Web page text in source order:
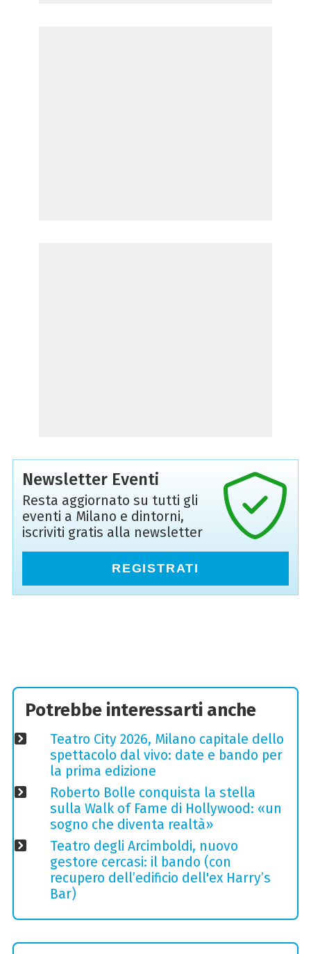
Newsletter Eventi
Resta aggiornato su tutti gli
eventi a Milano e dintorni,
iscriviti gratis alla newsletter
REGISTRATI
Potrebbe interessarti anche
Teatro City 2026, Milano capitale dello
spettacolo dal vivo: date e bando per
la prima edizione
Roberto Bolle conquista la stella
sulla Walk of Fame di Hollywood: «un
sogno che diventa realtà»
Teatro degli Arcimboldi, nuovo
gestore cercasi: il bando (con
recupero dell’edificio dell'ex Harry’s
Bar)